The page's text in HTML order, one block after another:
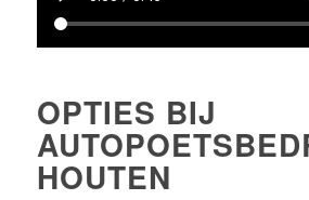
OPTIES BIJ
HOUTEN